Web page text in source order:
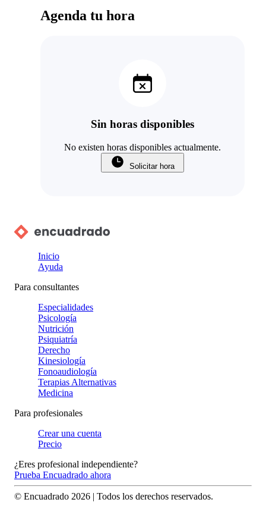
Agenda tu hora
Sin horas disponibles
No existen horas disponibles actualmente.
Solicitar hora
Inicio
Ayuda
Para consultantes
Especialidades
Psicología
Nutrición
Psiquiatría
Derecho
Kinesiología
Fonoaudiología
Terapias Alternativas
Medicina
Para profesionales
Crear una cuenta
Precio
¿Eres profesional independiente?
Prueba Encuadrado ahora
© Encuadrado 2026 | Todos los derechos reservados.